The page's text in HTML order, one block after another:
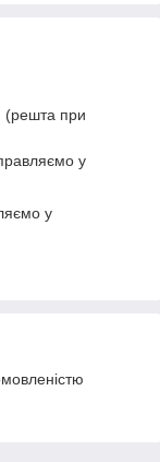
(решта при
у
у